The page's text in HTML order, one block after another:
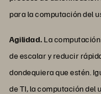
para la computación del
Agilidad.La
de escalar y reducir
dondequiera que estén.
de TI, la computación del